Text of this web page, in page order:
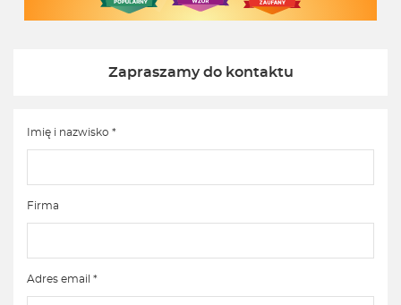
Zapraszamy do kontaktu
Imię i nazwisko *
Firma
Adres email *